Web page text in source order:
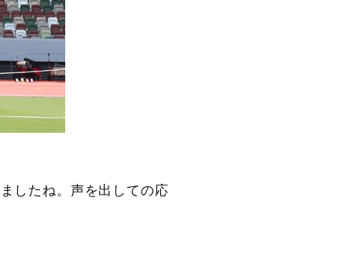
したね。声を出しての応